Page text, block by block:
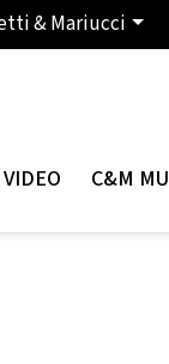
& Mariucci
VIDEO C&M